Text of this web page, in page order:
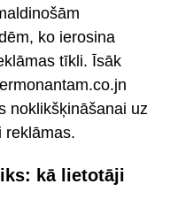
ko ierosina
tīkli. Īsāk
noklikšķināšanai uz
reklāmas.
kā lietotāji